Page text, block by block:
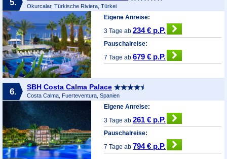
5. Okurcalar, Türkische Riviera, Türkei
Eigene Anreise:
3 Tage ab234 € p.P.
Pauschalreise:
7 Tage ab679 € p.P.
6. SBH Costa Calma Palace
Costa Calma, Fuerteventura, Spanien
Eigene Anreise:
3 Tage ab261 € p.P.
Pauschalreise:
7 Tage ab 794 € p.P.